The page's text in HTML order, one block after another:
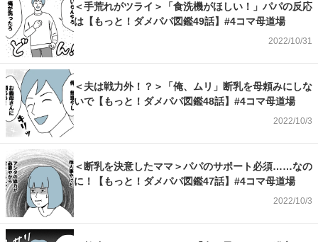
＜手荒れがツライ＞「食洗機がほしい！」パパの反応
は【もっと！ダメパパ図鑑49話】#4コマ母道場
2022/10/31
＜夫は戦力外！？＞「俺、ムリ」断乳を母頼みにしな
いで【もっと！ダメパパ図鑑48話】#4コマ母道場
2022/10/3
＜断乳を決意したママ＞パパのサポート必須……なの
に！【もっと！ダメパパ図鑑47話】#4コマ母道場
2022/10/3